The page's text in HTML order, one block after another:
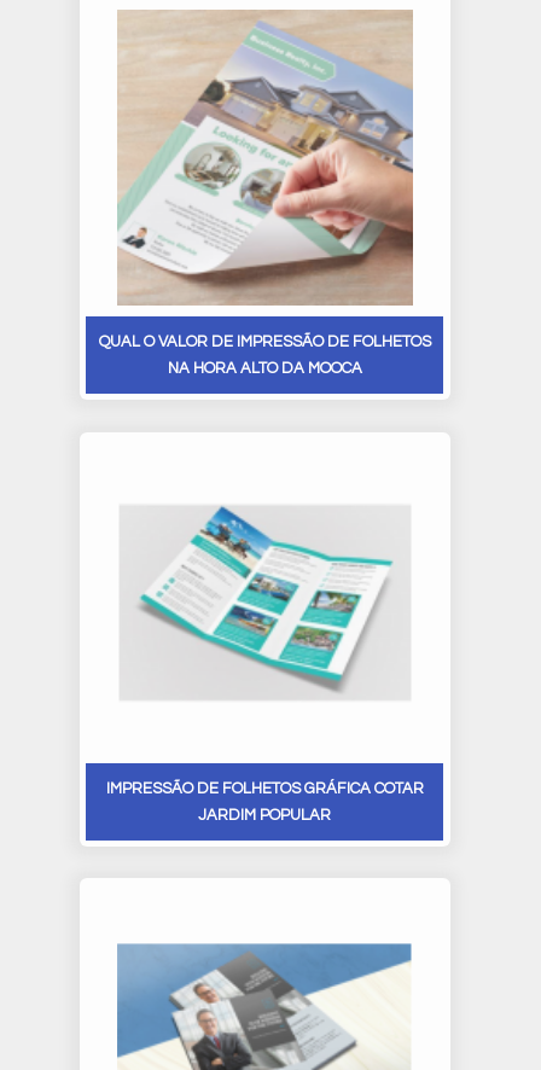
QUAL O VALOR DE IMPRESSÃO DE FOLHETOS
NA HORA ALTO DA MOOCA
IMPRESSÃO DE FOLHETOS GRÁFICA COTAR
JARDIM POPULAR